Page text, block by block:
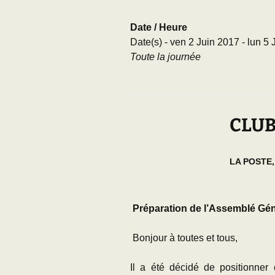
Documents (accès
restreint)
Date / Heure
Date(s) - ven 2 Juin 2017 - lun 5
Toute la journée
LA
Préparation de l’Assemblé
Bonjour à toutes et tous,
Il a été décidé de positionner